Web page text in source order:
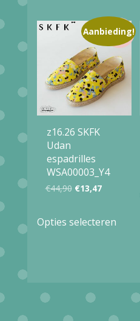
Deze
optie
kan
Aanbieding!
z16.26 SKFK
Udan
espadrilles
WSA00003_Y4
€44,90 Oorspronkelijke
was:
€13,47Huidige
is:
Opties selecteren